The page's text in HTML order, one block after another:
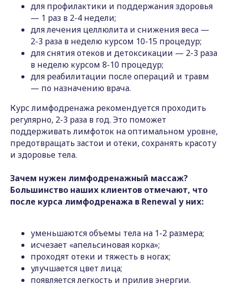
для профилактики и поддержания здоровья
— 1 раз в 2-4 недели;
для лечения целлюлита и снижения веса —
2-3 раза в неделю курсом 10-15 процедур;
для снятия отеков и детоксикации — 2-3 раза
в неделю курсом 8-10 процедур;
для реабилитации после операций и травм
— по назначению врача.
Курс лимфодренажа рекомендуется проходить
регулярно, 2-3 раза в год. Это поможет
поддерживать лимфоток на оптимальном уровне,
предотвращать застои и отеки, сохранять красоту
и здоровье тела.
Зачем нужен лимфодренажный массаж?
Большинство наших клиентов отмечают, что
после курса лимфодренажа в Renewal у них:
уменьшаются объемы тела на 1-2 размера;
исчезает «апельсиновая корка»;
проходят отеки и тяжесть в ногах;
улучшается цвет лица;
появляется легкость и прилив энергии.